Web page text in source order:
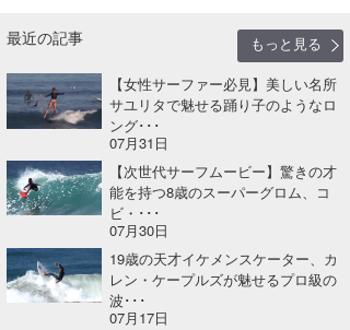
最近の記事
もっと見る
【女性サーファー必見】美しい名所
サユリタで魅せる踊り子のようなロ
ング･･･
07月31日
【次世代サーフムービー】驚きの才
能を持つ8歳のスーパーグロム、コ
ビ・･･･
07月30日
19歳の天才イケメンスケーター、カ
レン・ケープルズが魅せるプロ級の
波･･･
07月17日